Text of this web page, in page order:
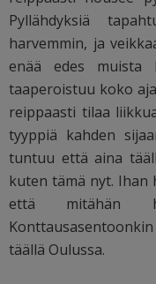
Pyllähdyksiä
harvemmin, ja
enää edes muista
taaperoistuu koko
reippaasti tilaa
tyyppiä kahden
tuntuu että aina
kuten tämä nyt. Ihan
että mitähän
täällä Oulussa.